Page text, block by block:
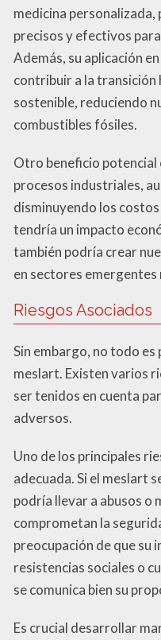
medicina
precisos y efectivos
Además, su aplicación
contribuir a la transición
sostenible, reduciendo
combustibles fósiles.
Otro beneficio potencial
procesos industriales,
disminuyendo los
tendría un impacto
también podría crear
en sectores
Riesgos Asociados
Sin embargo, no todo
meslart. Existen varios
ser tenidos en cuenta
adversos.
Uno de los principales
adecuada. Si el meslart
podría llevar a abusos o
comprometan la
preocupación de que su
resistencias sociales o
se comunica bien su
Es crucial desarrollar